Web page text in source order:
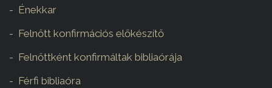
Énekkar
Felnőtt konfirmációs előkészítő
Felnőttként konfirmáltak bibliaórája
Férfi bibliaóra